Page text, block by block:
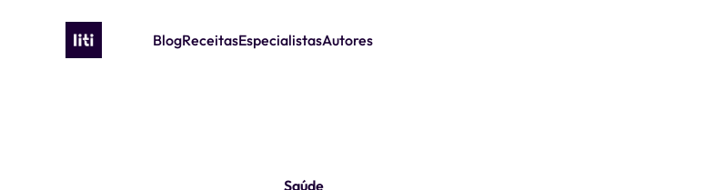
BlogReceitasEspecialistasAutores
Saúde